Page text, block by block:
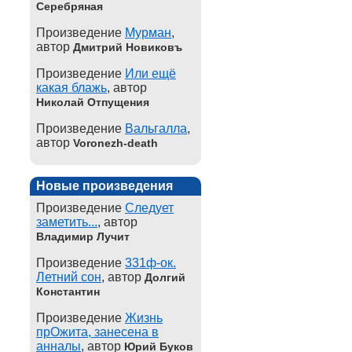
Серебряная
Произведение Мурман,
автор Дмитрий Новиковъ
Произведение Или ещё
какая блажь, автор
Николай Отпущения
Произведение Вальгалла,
автор Voronezh-death
Новые произведения
Произведение Следует
заметить..., автор
Владимир Лучит
Произведение 331ф-ок.
Летний сон, автор Долгий
Константин
Произведение Жизнь
прОжита, занесена в
анналы, автор Юрий Буков